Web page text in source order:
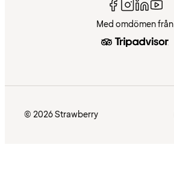
Med omdömen från
© 2026 Strawberry